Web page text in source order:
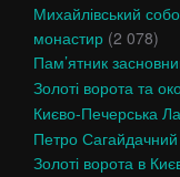
Михайлівський
монастир (2 078)
Пам’ятник
Золоті ворота та
Києво-Печерська
Петро Сагайдачний
Золоті ворота в